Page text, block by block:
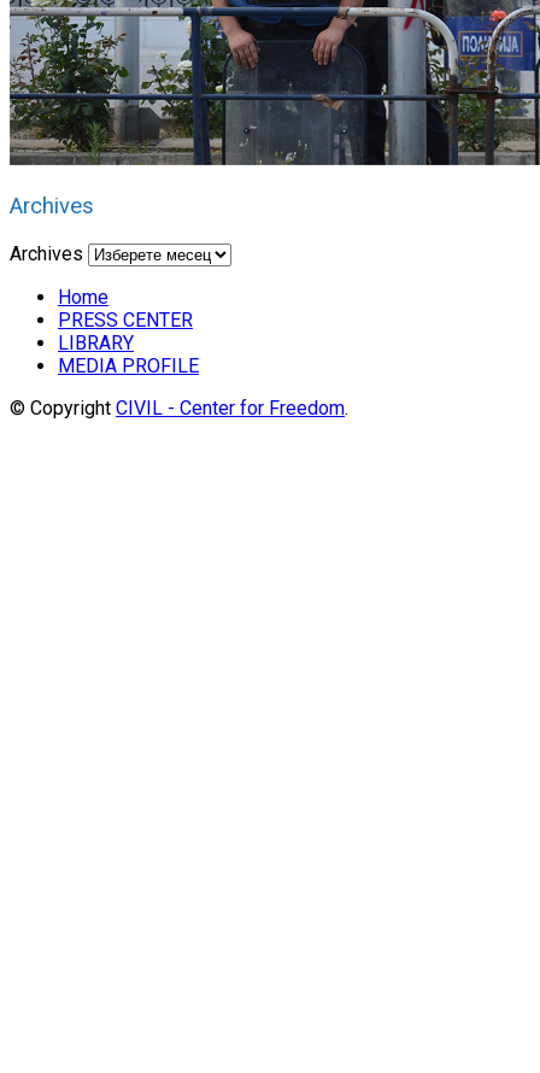
Archives
Archives
Home
PRESS CENTER
LIBRARY
MEDIA PROFILE
© Copyright CIVIL - Center for Freedom.